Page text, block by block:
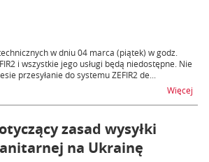
w dniu 04 marca (piątek) w godz.
i wszystkie jego usługi będą niedostępne. Nie
przesyłanie do systemu ZEFIR2 de...
Więcej
zasad wysyłki
na Ukrainę